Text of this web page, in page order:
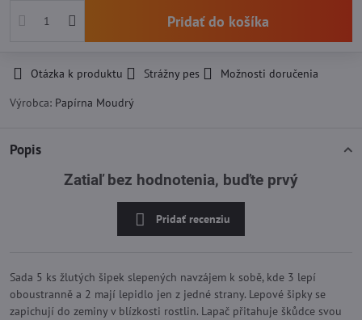
Pridať do košíka
Otázka k produktu Strážny pes
Možnosti doručenia
Výrobca: Papírna Moudrý
Popis
Zatiaľ bez hodnotenia, buďte prvý
Pridať recenziu
Sada 5 ks žlutých šipek slepených navzájem k sobě, kde 3 lepí
oboustranně a 2 mají lepidlo jen z jedné strany. Lepové šipky se
zapichují do zeminy v blízkosti rostlin. Lapač přitahuje škůdce svou